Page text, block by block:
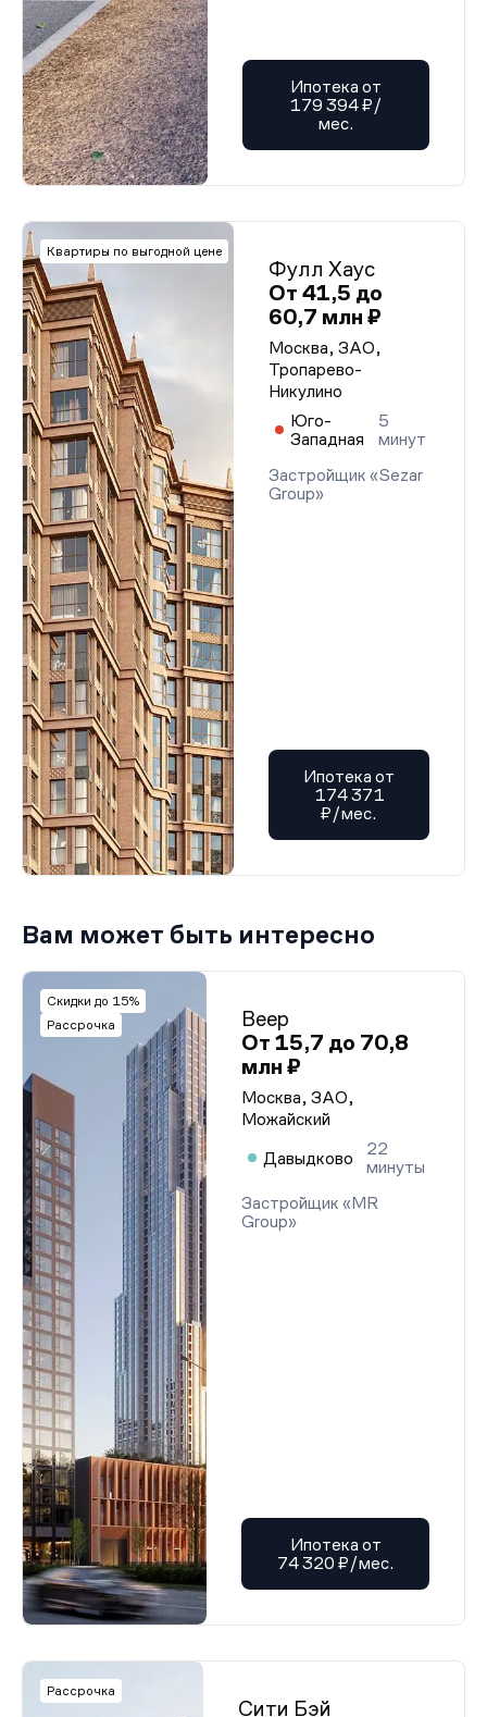
Ипотека от
179 394 ₽/
мес.
Квартиры по выгодной цене
Фулл Хаус
От 41,5 до
60,7 млн ₽
Москва, ЗАО,
Тропарево-
Никулино
Юго-
Западная
5
минут
Застройщик «Sezar
Group»
Ипотека от
174 371
₽/мес.
Вам может быть интересно
Скидки до 15%
Рассрочка
Веер
От 15,7 до 70,8
млн ₽
Москва, ЗАО,
Можайский
Давыдково
22
минуты
Застройщик «MR
Group»
Ипотека от
74 320 ₽/мес.
Рассрочка
Сити Бэй